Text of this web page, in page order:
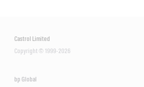
Castrol Limited
Copyright © 1999-2026
bp Global